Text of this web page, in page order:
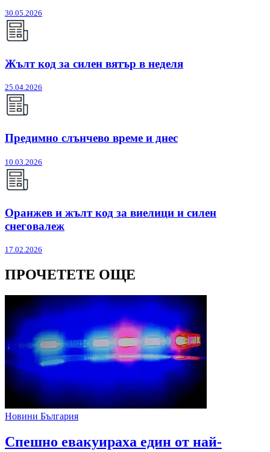
30.05.2026
Жълт код за силен вятър в неделя
25.04.2026
Предимно слънчево време и днес
10.03.2026
Оранжев и жълт код за виелици и силен
снеговалеж
17.02.2026
ПРОЧЕТЕТЕ ОЩЕ
Новини България
Спешно евакуираха един от най-